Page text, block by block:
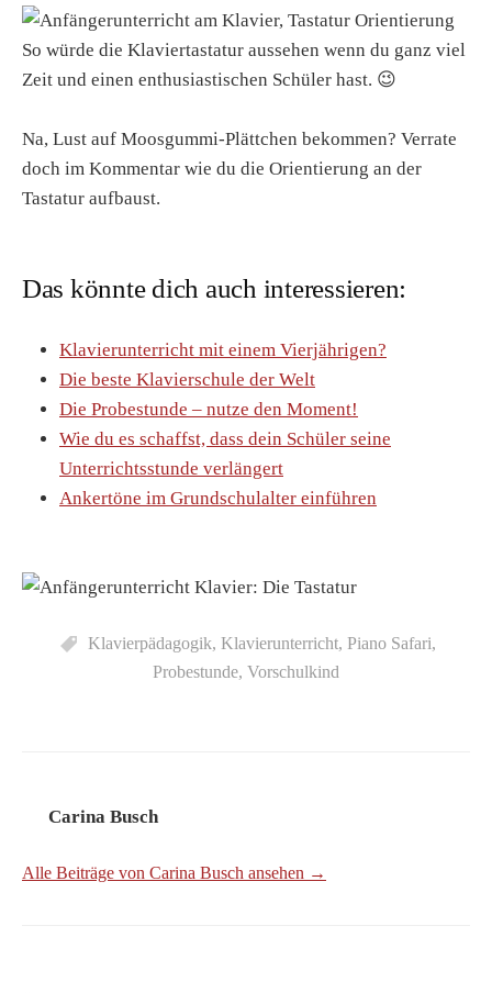
So würde die Klaviertastatur aussehen wenn du ganz viel
Zeit und einen enthusiastischen Schüler hast. 😉
Na, Lust auf Moosgummi-Plättchen bekommen? Verrate
doch im Kommentar wie du die Orientierung an der
Tastatur aufbaust.
Das könnte dich auch interessieren:
Klavierunterricht mit einem Vierjährigen?
Die beste Klavierschule der Welt
Die Probestunde – nutze den Moment!
Wie du es schaffst, dass dein Schüler seine
Unterrichtsstunde verlängert
Ankertöne im Grundschulalter einführen
Klavierpädagogik, Klavierunterricht, Piano Safari,
Probestunde, Vorschulkind
Carina Busch
Alle Beiträge von Carina Busch ansehen →